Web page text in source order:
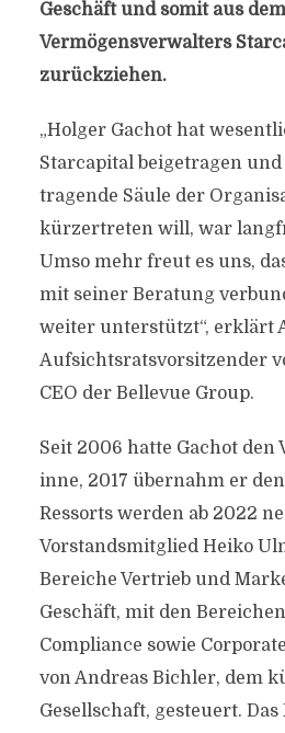
Geschäft und somit aus
Vermögensverwalters
zurückziehen.
„Holger Gachot hat
Starcapital beigetragen
tragende Säule der
kürzertreten will, war
Umso mehr freut es uns,
mit seiner Beratung
weiter unterstützt“, erklärt
Aufsichtsratsvorsitzender
CEO der Bellevue Group.
Seit 2006 hatte Gachot den
inne, 2017 übernahm er
Ressorts werden ab 2022
Vorstandsmitglied Heiko
Bereiche Vertrieb und
Geschäft, mit den
Compliance sowie
von Andreas Bichler, dem
Gesellschaft, gesteuert.